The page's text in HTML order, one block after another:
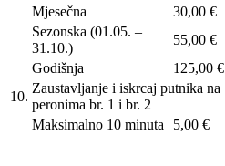
Mjesečna
30,00 €
Sezonska (01.05. –
31.10.)
55,00 €
Godišnja
125,00 €
10.
Zaustavljanje i iskrcaj putnika na
peronima br. 1 i br. 2
Maksimalno 10 minuta
5,00 €